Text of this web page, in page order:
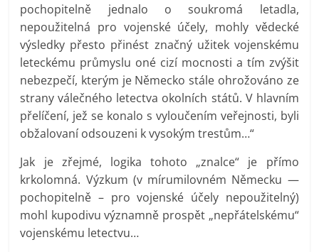
pochopitelně jednalo o soukromá letadla,
nepoužitelná pro vojenské účely, mohly vědecké
výsledky přesto přinést značný užitek vojenskému
leteckému průmyslu oné cizí mocnosti a tím zvýšit
nebezpečí, kterým je Německo stále ohrožováno ze
strany válečného letectva okolních států. V hlavním
přelíčení, jež se konalo s vyloučením veřejnosti, byli
obžalovaní odsouzeni k vysokým trestům…“
Jak je zřejmé, logika tohoto „znalce“ je přímo
krkolomná. Výzkum (v mírumilovném Německu —
pochopitelně – pro vojenské účely nepoužitelný)
mohl kupodivu významně prospět „nepřátelskému“
vojenskému letectvu…